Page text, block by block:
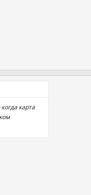
карта